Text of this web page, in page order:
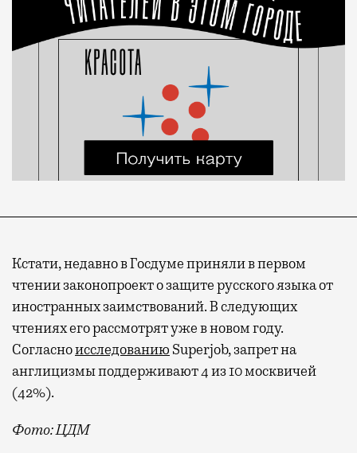
Кстати, недавно в Госдуме приняли в первом
чтении законопроект о защите русского языка от
иностранных заимствований. В следующих
чтениях его рассмотрят уже в новом году.
Согласноисследованию Superjob, запрет на
англицизмы поддерживают 4 из 10 москвичей
(42%).
Фото: ЦДМ